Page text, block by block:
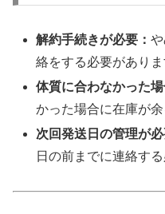
解約手続きが必要：
絡をする必要がありま
体質に合わなかった
かった場合に在庫が余
次回発送日の管理が
日の前までに連絡す